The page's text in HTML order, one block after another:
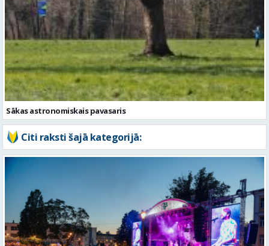
Sākas astronomiskais pavasaris
Citi raksti šajā kategorijā: